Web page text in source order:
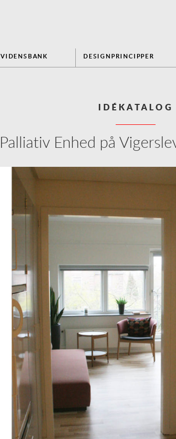
VIDENSBANK DESIGNPRINCIPPER
IDÉKATALOG
Palliativ Enhed på